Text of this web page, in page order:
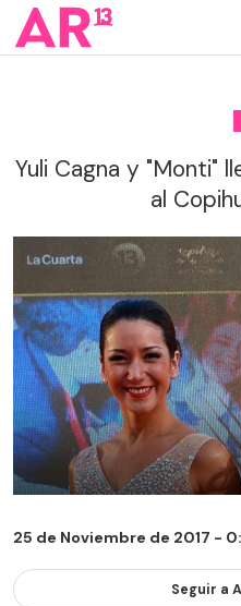
Yuli Cagna y "Monti"
al
25 de Noviembre de 2017 -
Seguir a